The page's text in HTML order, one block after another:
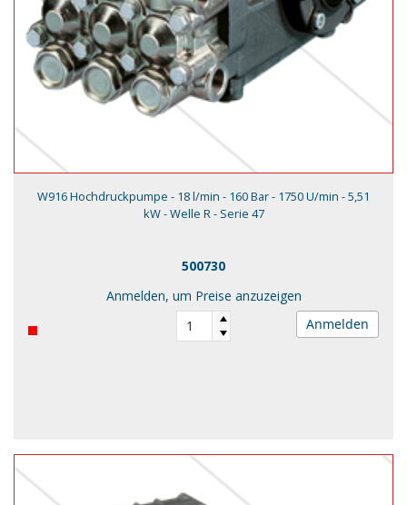
W916 Hochdruckpumpe - 18 l/min - 160 Bar - 1750 U/min - 5,51
kW - Welle R - Serie 47
500730
Anmelden, um Preise anzuzeigen
Anmelden